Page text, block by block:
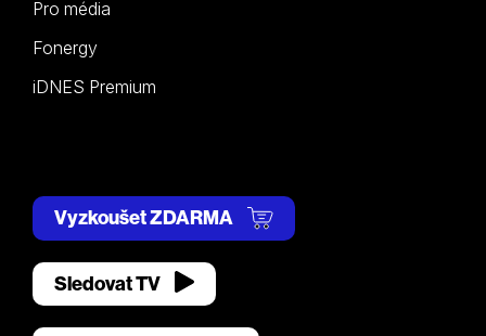
Pro média
Fonergy
iDNES Premium
Vyzkoušet ZDARMA
Sledovat TV